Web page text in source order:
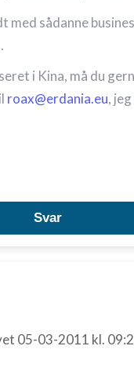
med sådanne
i Kina, må du
roax@erdania.eu,
Svar
05-03-2011 kl.